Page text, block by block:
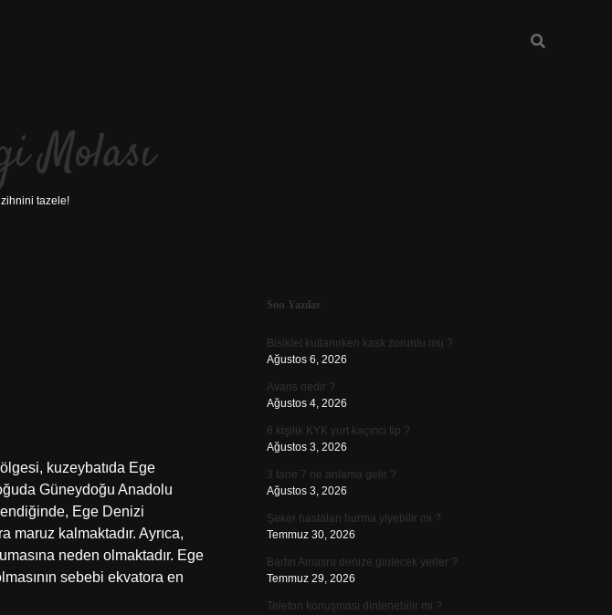
Molası
tazele!
kuzeybatıda Ege
Güneydoğu Anadolu
Ege Denizi
maruz kalmaktadır. Ayrıca,
neden olmaktadır. Ege
sebebi ekvatora en
Sidebar
Son Yazılar
Bisiklet kullanırken kask zorunlu mu ?
Ağustos 6, 2026
Avans nedir ?
Ağustos 4, 2026
6 kişilik KYK yurt kaçıncı tip ?
Ağustos 3, 2026
3 tane 7 ne anlama gelir ?
Ağustos 3, 2026
Şeker hastaları hurma yiyebilir mi ?
Temmuz 30, 2026
Bartın Amasra denize girilecek yerler ?
Temmuz 29, 2026
Telefon konuşması dinlenebilir mi ?